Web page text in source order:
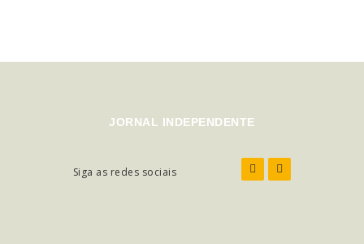
JORNAL INDEPENDENTE
Siga as redes sociais